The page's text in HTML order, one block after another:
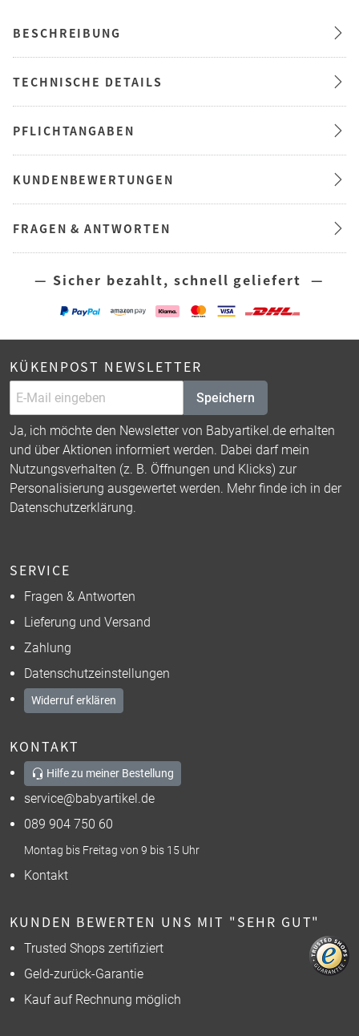
BESCHREIBUNG
TECHNISCHE DETAILS
PFLICHTANGABEN
KUNDENBEWERTUNGEN
FRAGEN & ANTWORTEN
— Sicher bezahlt, schnell geliefert —
KÜKENPOST NEWSLETTER
Speichern
Ja, ich möchte den Newsletter von Babyartikel.de erhalten
und über Aktionen informiert werden. Dabei darf mein
Nutzungsverhalten (z. B. Öffnungen und Klicks) zur
Personalisierung ausgewertet werden. Mehr finde ich in der
Datenschutzerklärung.
SERVICE
Fragen & Antworten
Lieferung und Versand
Zahlung
Datenschutzeinstellungen
Widerruf erklären
KONTAKT
Hilfe zu meiner Bestellung
service@babyartikel.de
089 904 750 60
Montag bis Freitag von 9 bis 15 Uhr
Kontakt
KUNDEN BEWERTEN UNS MIT "SEHR GUT"
Trusted Shops zertifiziert
Geld-zurück-Garantie
Kauf auf Rechnung möglich